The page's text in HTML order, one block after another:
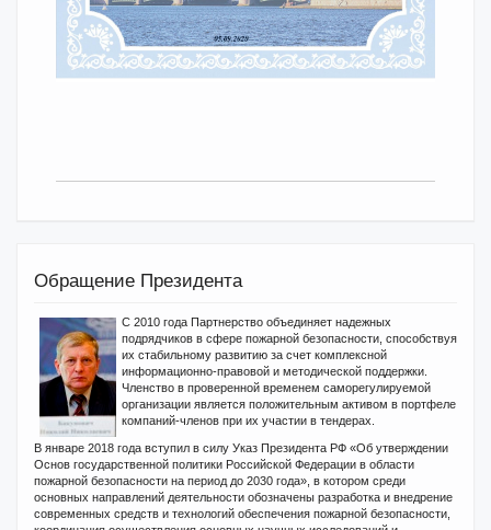
Обращение Президента
С 2010 года Партнерство объединяет надежных
подрядчиков в сфере пожарной безопасности, способствуя
их стабильному развитию за счет комплексной
информационно-правовой и методической поддержки.
Членство в проверенной временем саморегулируемой
организации является положительным активом в портфеле
компаний-членов при их участии в тендерах.
В январе 2018 года вступил в силу Указ Президента РФ «Об утверждении
Основ государственной политики Российской Федерации в области
пожарной безопасности на период до 2030 года», в котором среди
основных направлений деятельности обозначены разработка и внедрение
современных средств и технологий обеспечения пожарной безопасности,